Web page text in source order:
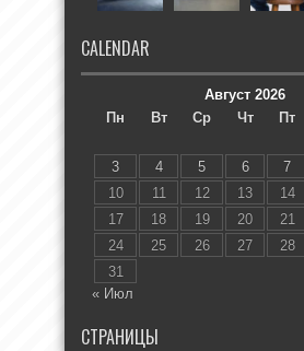
CALENDAR
Август 2026
Пн
Вт Ср Чт Пт
3
4 5 6 7
10
11 12 13 14
17
18 19 20 21
24
25 26 27 28
31
« Июл
СТРАНИЦЫ